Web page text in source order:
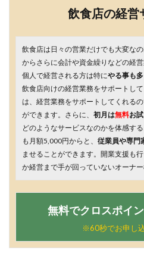
飲食店の経営
飲食店は日々の営業だけでも大変な
からさらに会計や資金繰りなどの経
個人で経営される方は特にやる事も
飲食店向けの経営業務をサポートし
は、経営業務をサポートしてくれるの
ができます。さらに、 初月は無料お
どのようなサービスなのかを体感す
も月額5,000円からと、 従業員や専門
ませることができます。開業支援も
か経営まで手が回っていないオーナ
無料でクロスポイ
※60秒でお申し